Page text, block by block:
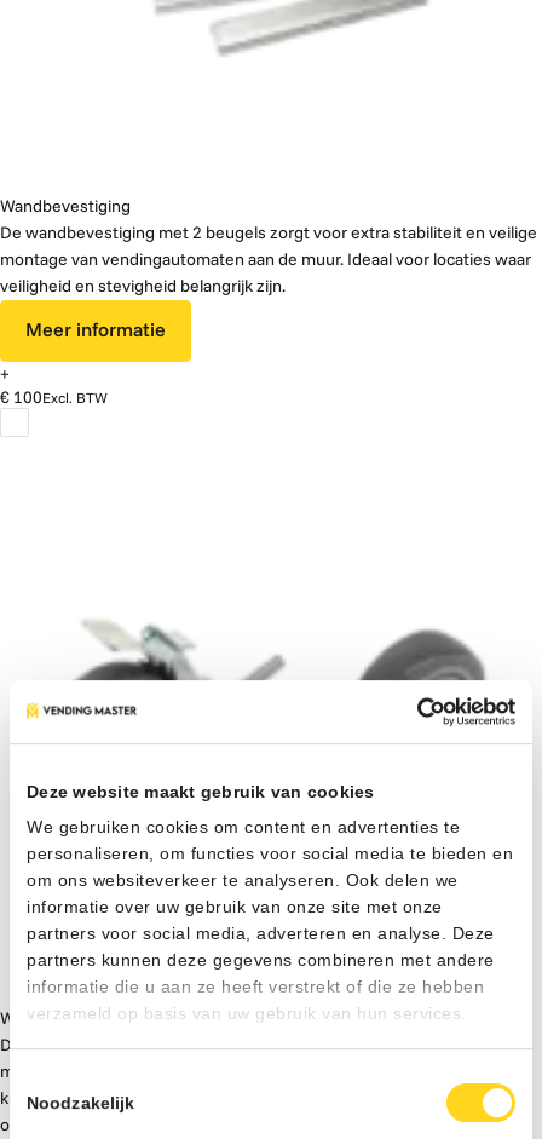
Deze website maakt gebruik van cookies
We gebruiken cookies om content en advertenties te
personaliseren, om functies voor social media te bieden en
om ons websiteverkeer te analyseren. Ook delen we
informatie over uw gebruik van onze site met onze
partners voor social media, adverteren en analyse. Deze
partners kunnen deze gegevens combineren met andere
informatie die u aan ze heeft verstrekt of die ze hebben
verzameld op basis van uw gebruik van hun services.
Noodzakelijk
Wandbevestiging
De wandbevestiging met 2 beugels zorgt voor extra stabiliteit en veilige
montage van vendingautomaten aan de muur. Ideaal voor locaties waar
veiligheid en stevigheid belangrijk zijn.
Meer informatie
+
€ 100Excl. BTW
Wieltjes onder automaat
Deze zwenkwielen met rem zorgen ervoor dat vendingopstellingen en
meubels eenvoudig verrijdbaar blijven, terwijl ze stevig vastgezet
kunnen worden wanneer nodig. Ideaal voor flexibele en professionele
opstellingen.